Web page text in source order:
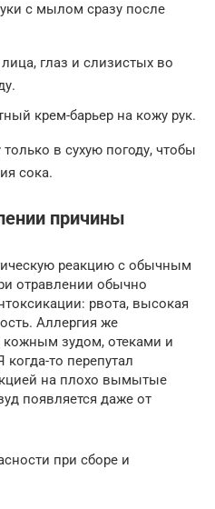
с мылом сразу после
глаз и слизистых во
крем-барьер на кожу рук.
в сухую погоду, чтобы
сока.
причины
реакцию с обычным
отравлении обычно
рвота, высокая
Аллергия же
кожным зудом, отеками и
то перепутал
на плохо вымытые
появляется даже от
при сборе и